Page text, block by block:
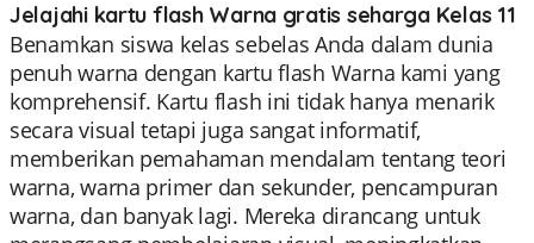
Jelajahi kartu flash Warna gratis seharga Kelas 11
Benamkan siswa kelas sebelas Anda dalam dunia
penuh warna dengan kartu flash Warna kami yang
komprehensif. Kartu flash ini tidak hanya menarik
secara visual tetapi juga sangat informatif,
memberikan pemahaman mendalam tentang teori
warna, warna primer dan sekunder, pencampuran
warna, dan banyak lagi. Mereka dirancang untuk